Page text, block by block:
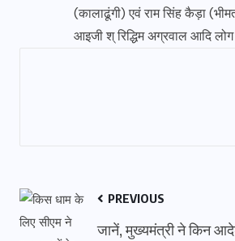
(कालाढूंगी) एवं राम सिंह कैड़ा
आइजी श् रिद्धिम अग्रवाल आदि
PREVIOUS
जानें, मुख्यमंत्री ने किन